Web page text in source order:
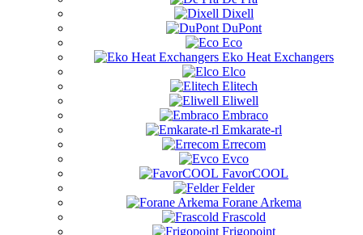
Dixell
DuPont
Eco
Eko Heat Exchangers
Elco
Elitech
Eliwell
Embraco
Emkarate-rl
Errecom
Evco
FavorCOOL
Felder
Forane Arkema
Frascold
Frigopoint